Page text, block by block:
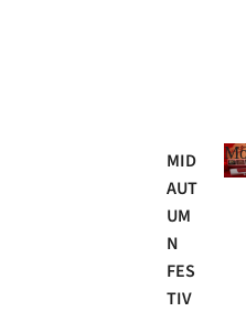
MID
AUT
UM
N
FES
TIV